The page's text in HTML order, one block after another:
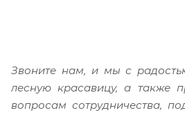
Звоните нам, и мы с
лесную красавицу, а также
вопросам сотрудничества,